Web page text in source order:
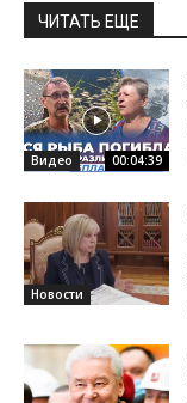
ЧИТАТЬ ЕЩЕ
Видео 00:04:39
Новости